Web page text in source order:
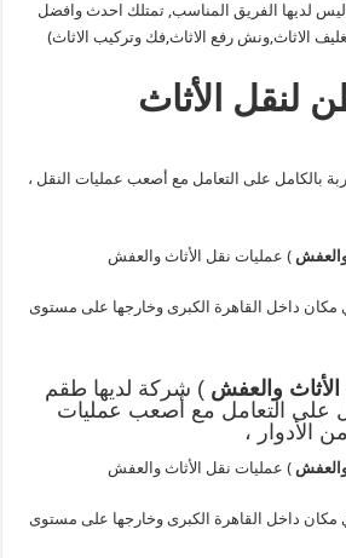
لديها الفريق المناسب, تمتلك احدث وافضل
الاثاث,ونش رفع الاثاث,فك وتركيب الاثاث)
لنقل الأثاث
بالكامل على التعامل مع أصعب عمليات النقل ،
) عمليات نقل الأثاث والعفش
مكان داخل القاهرة الكبرى وخارجها على مستوى
والعفش ) شركة لديها طقم
على التعامل مع أصعب عمليات
الأدوار ،
) عمليات نقل الأثاث والعفش
مكان داخل القاهرة الكبرى وخارجها على مستوى